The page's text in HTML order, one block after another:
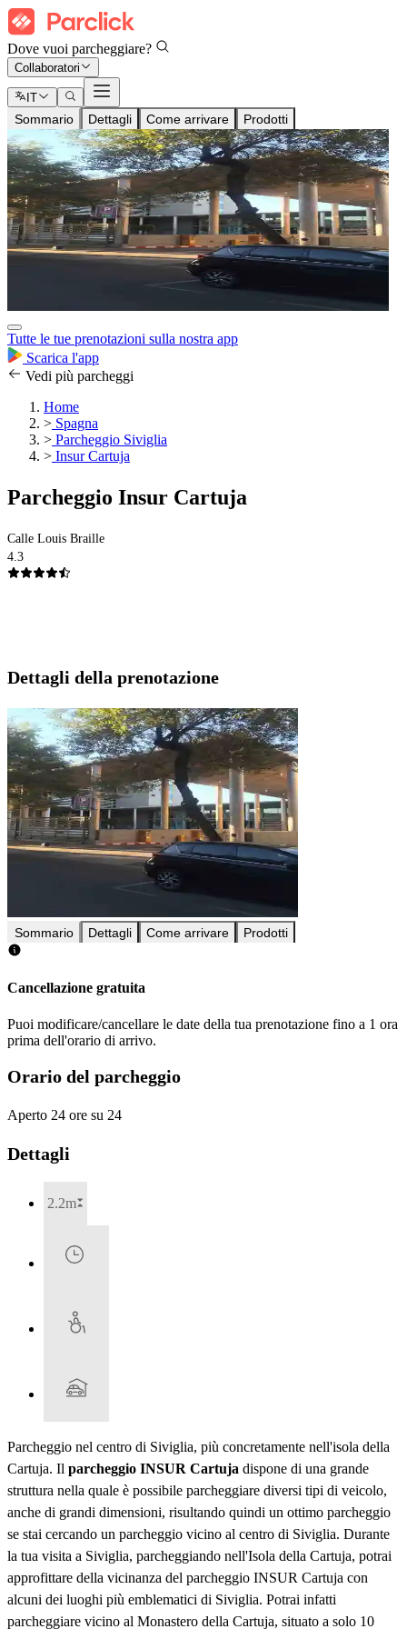
Dove vuoi parcheggiare?
Collaboratori
IT
Sommario Dettagli Come arrivare Prodotti
Tutte le tue prenotazioni sulla nostra app
Scarica l'app
Vedi più parcheggi
Home
> Spagna
> Parcheggio Siviglia
> Insur Cartuja
Parcheggio Insur Cartuja
Calle Louis Braille
4.3
Dettagli della prenotazione
Sommario Dettagli Come arrivare Prodotti
Cancellazione gratuita
Puoi modificare/cancellare le date della tua prenotazione fino a 1 ora
prima dell'orario di arrivo.
Orario del parcheggio
Aperto 24 ore su 24
Dettagli
2.2m
Parcheggio nel centro di Siviglia, più concretamente nell'isola della
Cartuja. Il parcheggio INSUR Cartuja dispone di una grande
struttura nella quale è possibile parcheggiare diversi tipi di veicolo,
anche di grandi dimensioni, risultando quindi un ottimo parcheggio
se stai cercando un parcheggio vicino al centro di Siviglia. Durante
la tua visita a Siviglia, parcheggiando nell'Isola della Cartuja, potrai
approfittare della vicinanza del parcheggio INSUR Cartuja con
alcuni dei luoghi più emblematici di Siviglia. Potrai infatti
parcheggiare vicino al Monastero della Cartuja, situato a solo 10